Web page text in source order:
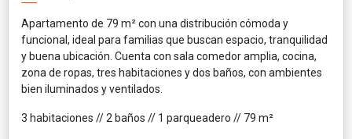
Apartamento de 79 m² con una distribución cómoda y
funcional, ideal para familias que buscan espacio, tranquilidad
y buena ubicación. Cuenta con sala comedor amplia, cocina,
zona de ropas, tres habitaciones y dos baños, con ambientes
bien iluminados y ventilados.
3 habitaciones // 2 baños // 1 parqueadero // 79 m²